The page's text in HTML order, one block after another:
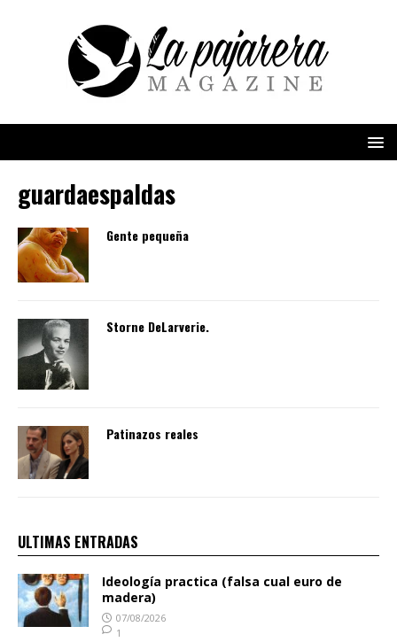
guardaespaldas
Gente pequeña
Storne DeLarverie.
Patinazos reales
ULTIMAS ENTRADAS
Ideología practica (falsa cual euro de
madera)
07/08/2026
1